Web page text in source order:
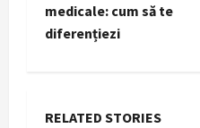
t
medicale: cum să te
diferențiezi
RELATED STORIES